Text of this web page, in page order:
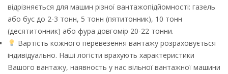
відрізняється для машин різної вантажопідйомності: газель
або бус до 2-3 тонн, 5 тонн (пятитонник), 10 тонн
(десятитонник) або фура довгомір 20-22 тонни.
Вартість кожного перевезення вантажу розраховується
індивідуально. Наші логісти врахують характеристики
Вашого вантажу, наявность у нас вільної вантажної машини